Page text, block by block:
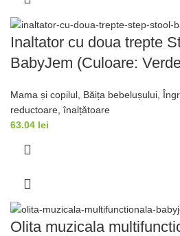
Inaltator cu doua trepte
BabyJem (Culoare:
Mama și copilul Băița bebelușului
reductoare, înalțǎtoare
63.04 lei
Olita muzicala